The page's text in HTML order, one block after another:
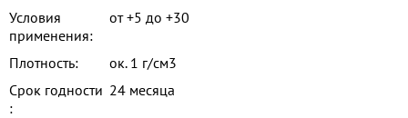
Условия
применения:
от +5 до +30
Плотность:
ок. 1 г/см3
Срок годности
:
24 месяца